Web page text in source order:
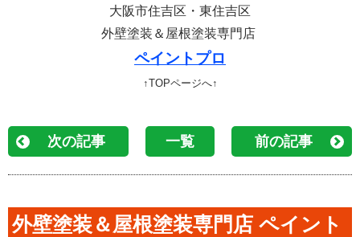
大阪市住吉区・東住吉区
外壁塗装＆屋根塗装専門店
ペイントプロ
↑TOPページへ↑
次の記事 一覧 前の記事
外壁塗装＆屋根塗装専門店 ペイント